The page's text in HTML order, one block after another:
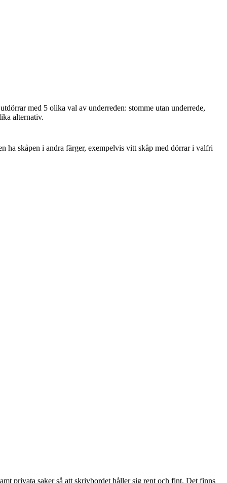
med skjutdörrar
med 5 olika val av underreden: stomme utan underrede,
alternativ.
ha skåpen i andra färger, exempelvis vitt skåp med dörrar i valfri
privata saker så att skrivbordet håller sig rent och fint. Det finns